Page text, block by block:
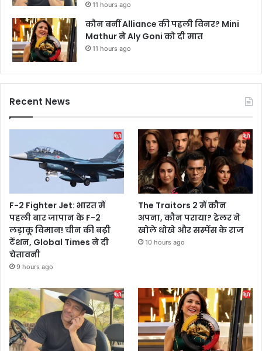
11 hours ago
कौन बनीं Alliance की पहली विनर? Mini
Mathur ने Aly Goni को दी मात
11 hours ago
Recent News
F-2 Fighter Jet: भारत में
पहली बार जापान के F-2
लड़ाकू विमान! चीन की बढ़ी
टेंशन, Global Times ने दी
चेतावनी
9 hours ago
The Traitors 2 में कौन
अपना, कौन पराया? ट्रेलर ने
खोले धोखे और सस्पेंस के राज
10 hours ago